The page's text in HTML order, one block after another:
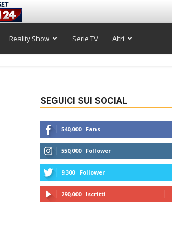
Reality Show Serie TV Altri
SEGUICI SUI SOCIAL
540,000 Fans
550,000 Follower
9,300 Follower
290,000 Iscritti